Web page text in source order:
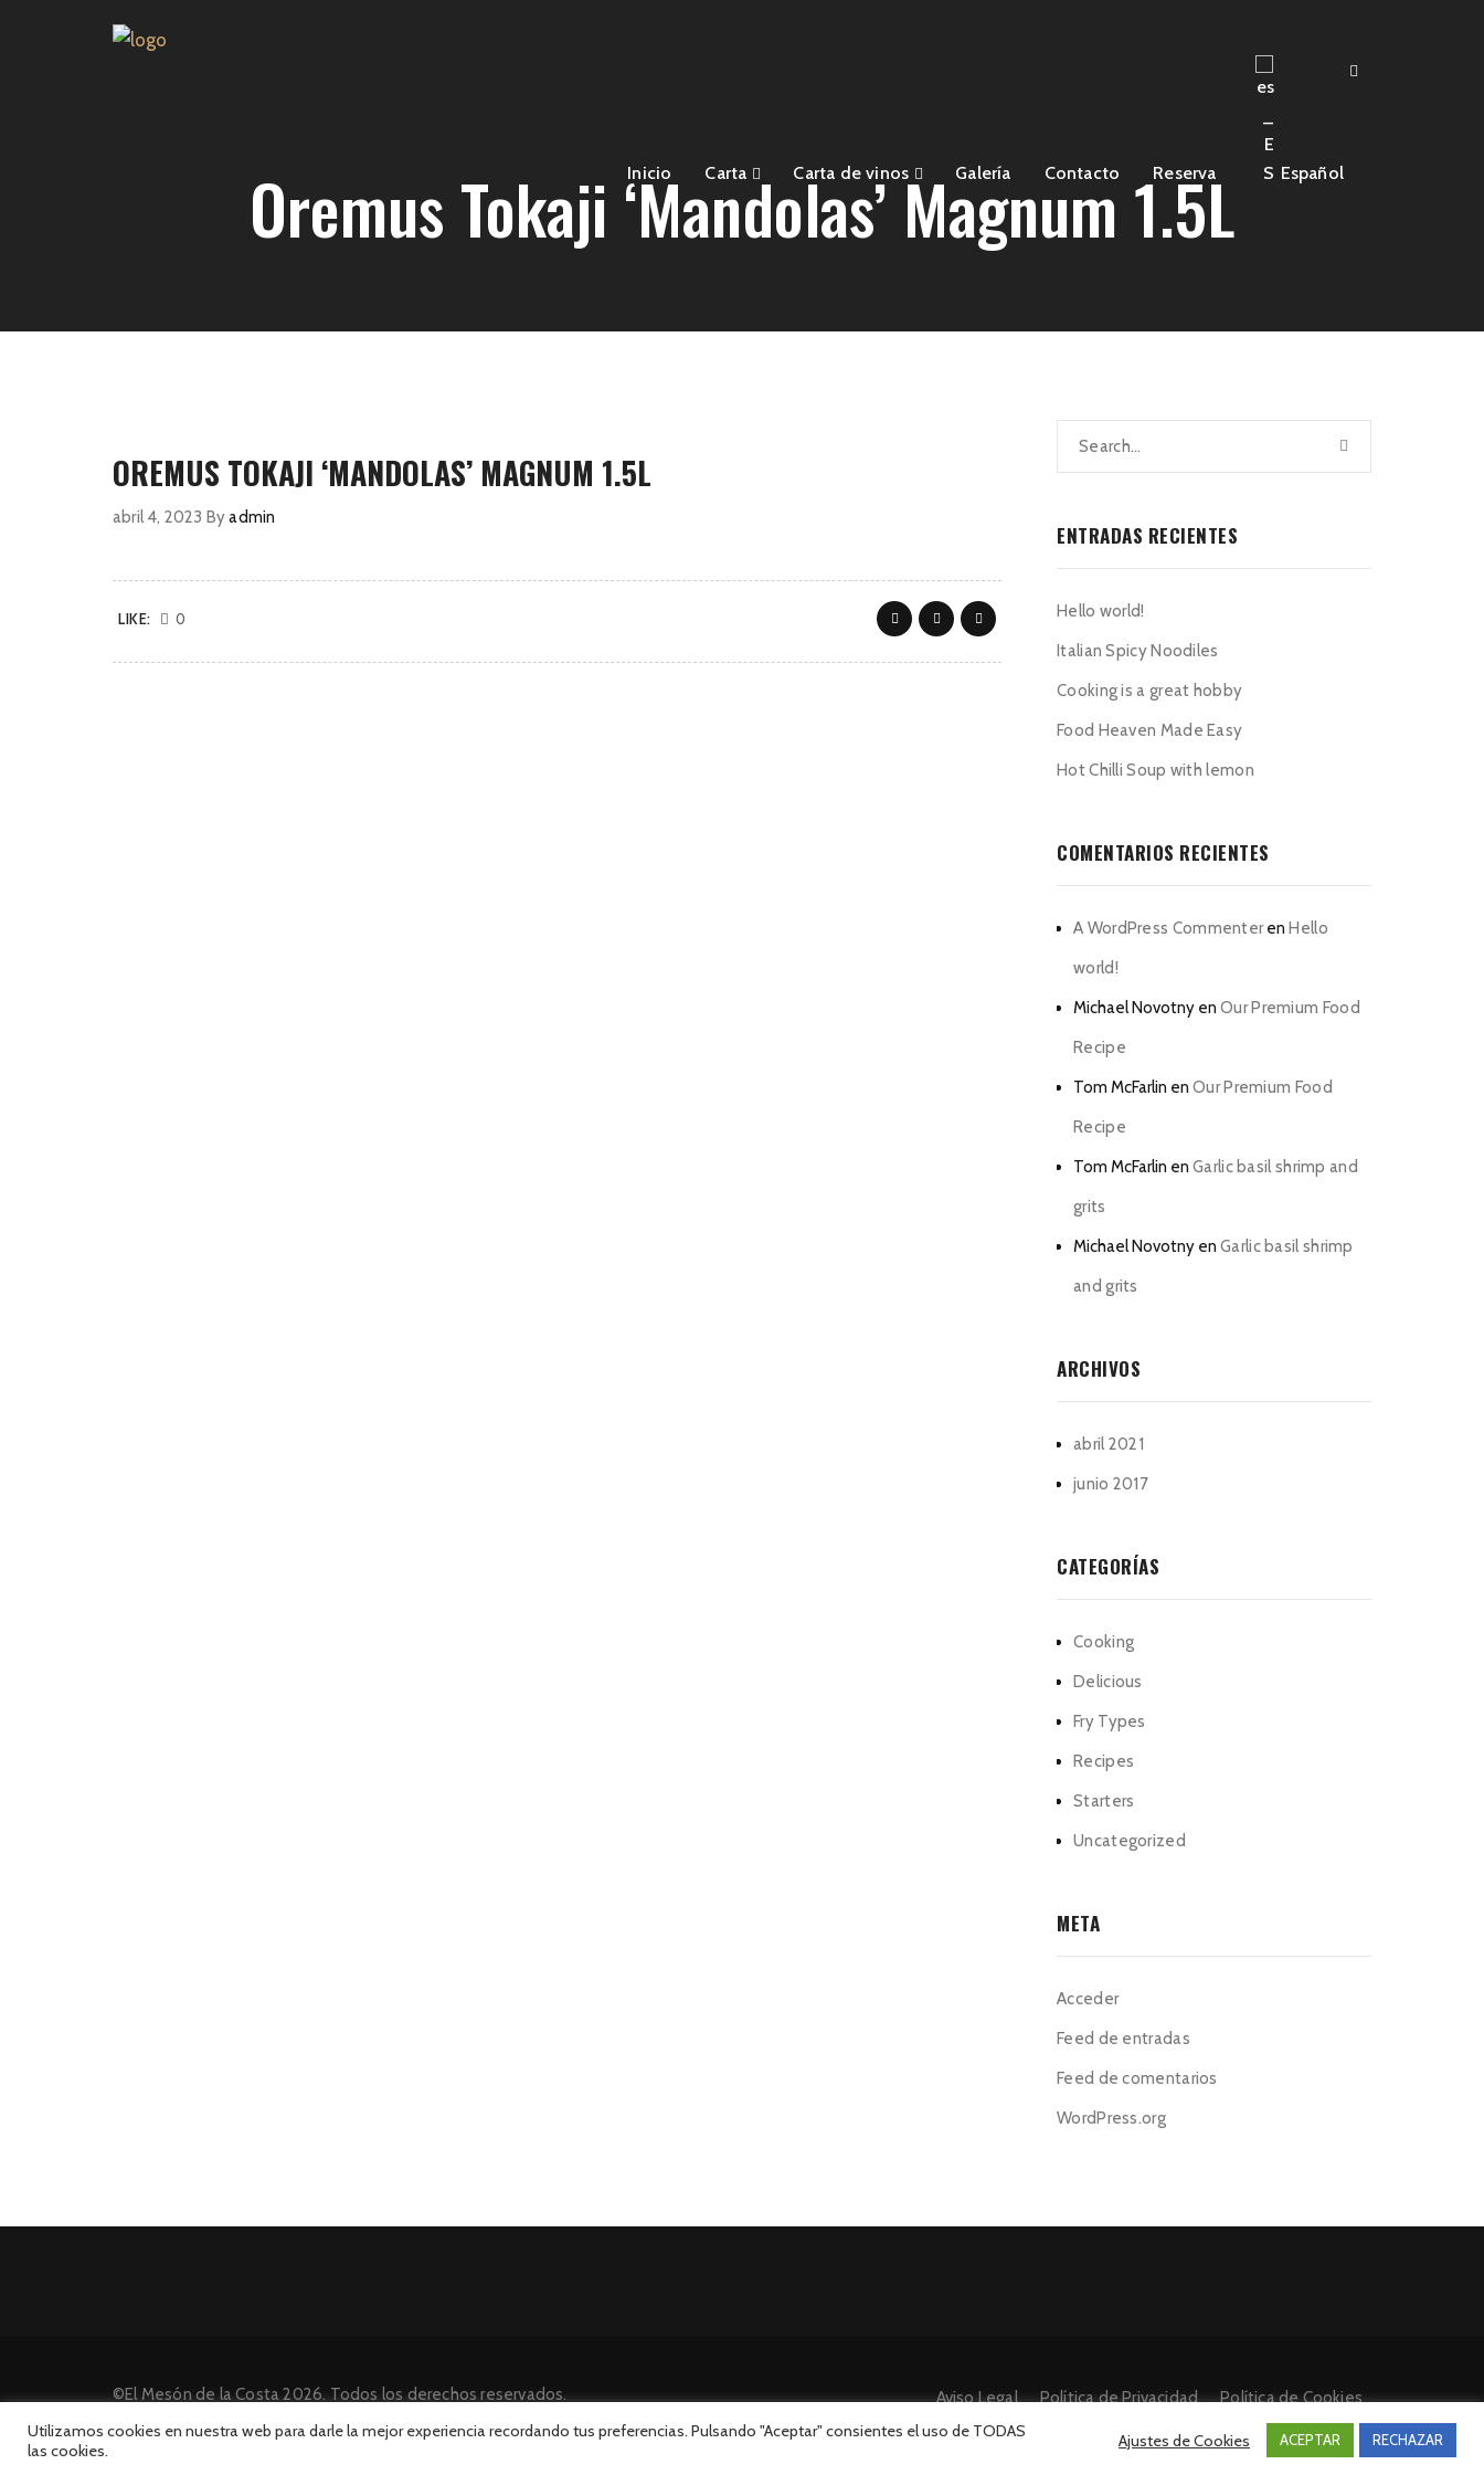
Inicio Carta Carta de vinos Galería Contacto Reserva Español
Oremus Tokaji ‘Mandolas’ Magnum 1.5L
OREMUS TOKAJI ‘MANDOLAS’ MAGNUM 1.5L
abril 4, 2023 Byadmin
LIKE: 0
ENTRADAS RECIENTES
Hello world!
Italian Spicy Noodiles
Cooking is a great hobby
Food Heaven Made Easy
Hot Chilli Soup with lemon
COMENTARIOS RECIENTES
A WordPress CommenterenHello
world!
Michael Novotny en Our Premium Food
Recipe
Tom McFarlin en Our Premium Food
Recipe
Tom McFarlin en Garlic basil shrimp and
grits
Michael Novotny en Garlic basil shrimp
and grits
ARCHIVOS
abril 2021
junio 2017
CATEGORÍAS
Cooking
Delicious
Fry Types
Recipes
Starters
Uncategorized
META
Acceder
Feed de entradas
Feed de comentarios
WordPress.org
©El Mesón de la Costa 2026. Todos los derechos reservados.
Desarrollado por INFORmedia
Aviso Legal Política de Privacidad
Política de Cookies
Utilizamos cookies en nuestra web para darle la mejor experiencia recordando tus preferencias. Pulsando "Aceptar" consientes el uso de TODAS
las cookies.
Ajustes de Cookies ACEPTAR RECHAZAR